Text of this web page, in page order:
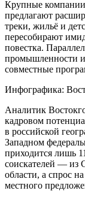
Крупные
предлагают
треки, жильё и
пересобирают
повестка.
промышленности и
совместные
Инфографика:
Аналитик
кадровом
в российской
Западном
приходится лишь
соискателей — из
области, а спрос
местного